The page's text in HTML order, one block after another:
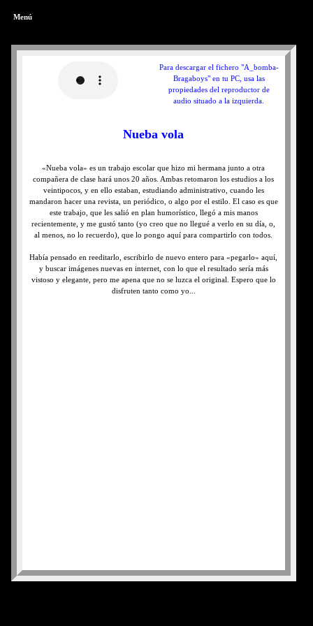
Menú
Para descargar el fichero "A_bomba-
Bragaboys" en tu PC, usa las
propiedades del reproductor de
audio situado a la izquierda.
Nueba vola
«Nueba vola» es un trabajo escolar que hizo mi hermana junto a otra
compañera de clase hará unos 20 años. Ambas retomaron los estudios a los
veintipocos, y en ello estaban, estudiando administrativo, cuando les
mandaron hacer una revista, un periódico, o algo por el estilo. El caso es que
este trabajo, que les salió en plan humorístico, llegó a mis manos
recientemente, y me gustó tanto (yo creo que no llegué a verlo en su día, o,
al menos, no lo recuerdo), que lo pongo aquí para compartirlo con todos.
Había pensado en reeditarlo, escribirlo de nuevo entero para «pegarlo» aquí,
y buscar imágenes nuevas en internet, con lo que el resultado sería más
vistoso y elegante, pero me apena que no se luzca el original. Espero que lo
disfruten tanto como yo...